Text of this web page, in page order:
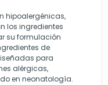
hipoalergénicas,
los ingredientes
su formulación
de
para
alérgicas,
en neonatología.